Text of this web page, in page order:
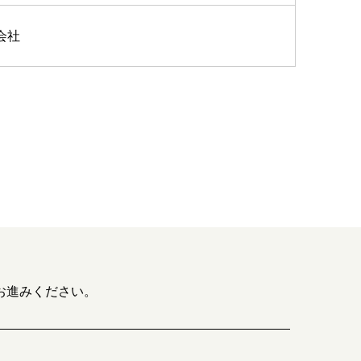
社
みください。